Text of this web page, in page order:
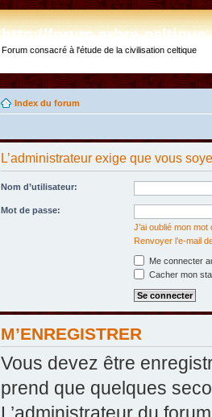
http://forum.arbre-
Forum consacré à l'étude de la civilisation celtique
Index du forum
L’administrateur exige que vous
Nom d’utilisateur:
Mot de passe:
J’ai oublié mon mot
Renvoyer l’e-mail
Me connecter
Cacher mon
M’ENREGISTRER
Vous devez être
prend que quelques